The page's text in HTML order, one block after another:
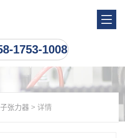
1753-1008
张力器 > 详情